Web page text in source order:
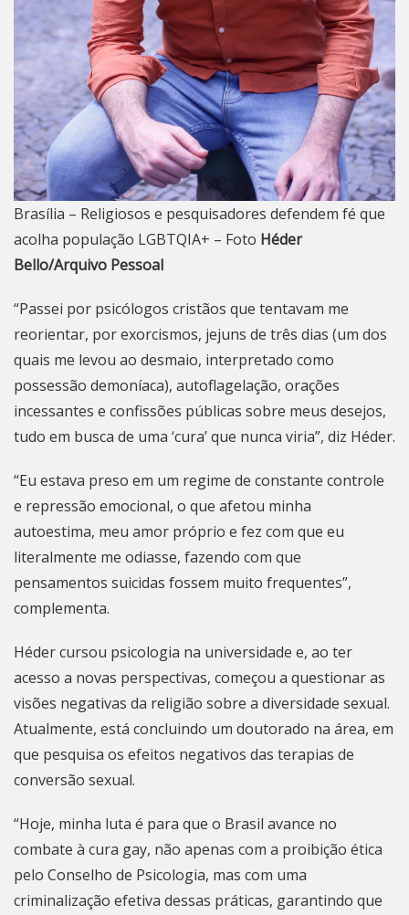
Brasília – Religiosos e pesquisadores defendem fé que
acolha população LGBTQIA+ – Foto Héder
Bello/Arquivo Pessoal
“Passei por psicólogos cristãos que tentavam me
reorientar, por exorcismos, jejuns de três dias (um dos
quais me levou ao desmaio, interpretado como
possessão demoníaca), autoflagelação, orações
incessantes e confissões públicas sobre meus desejos,
tudo em busca de uma ‘cura’ que nunca viria”, diz Héder.
“Eu estava preso em um regime de constante controle
e repressão emocional, o que afetou minha
autoestima, meu amor próprio e fez com que eu
literalmente me odiasse, fazendo com que
pensamentos suicidas fossem muito frequentes”,
complementa.
Héder cursou psicologia na universidade e, ao ter
acesso a novas perspectivas, começou a questionar as
visões negativas da religião sobre a diversidade sexual.
Atualmente, está concluindo um doutorado na área, em
que pesquisa os efeitos negativos das terapias de
conversão sexual.
“Hoje, minha luta é para que o Brasil avance no
combate à cura gay, não apenas com a proibição ética
pelo Conselho de Psicologia, mas com uma
criminalização efetiva dessas práticas, garantindo que